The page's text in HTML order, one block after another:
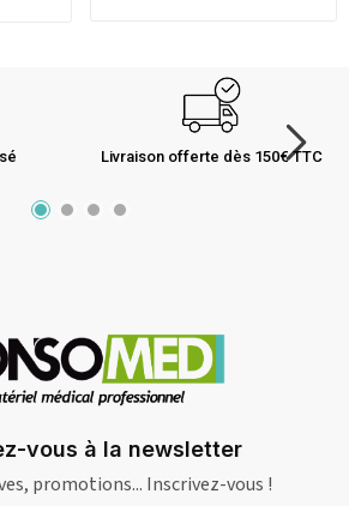
Livraison offerte dès 150€ TTC
vous à la newsletter
promotions... Inscrivez-vous !